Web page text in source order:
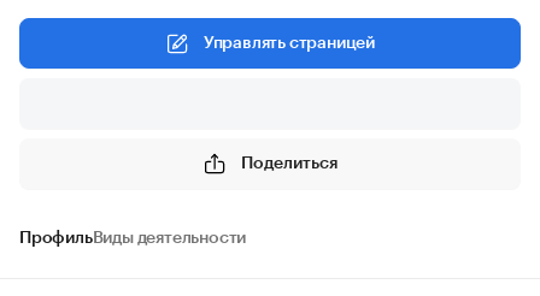
Управлять страницей
Поделиться
ПрофильВиды деятельности